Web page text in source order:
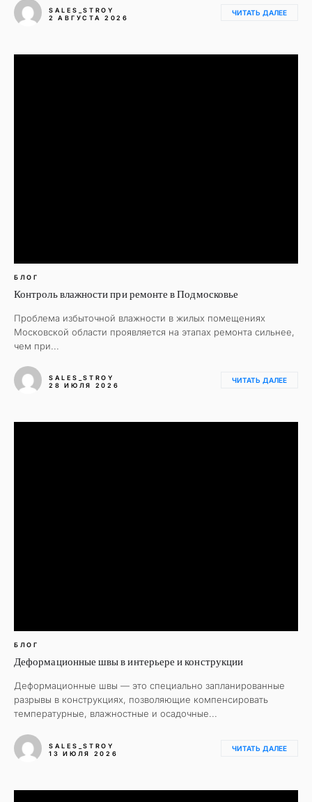
SALES_STROY
2 АВГУСТА 2026
ЧИТАТЬ ДАЛЕЕ
БЛОГ
Контроль влажности при ремонте в Подмосковье
Проблема избыточной влажности в жилых помещениях
Московской области проявляется на этапах ремонта сильнее,
чем при...
SALES_STROY
28 ИЮЛЯ 2026
ЧИТАТЬ ДАЛЕЕ
БЛОГ
Деформационные швы в интерьере и конструкции
Деформационные швы — это специально запланированные
разрывы в конструкциях, позволяющие компенсировать
температурные, влажностные и осадочные...
SALES_STROY
13 ИЮЛЯ 2026
ЧИТАТЬ ДАЛЕЕ